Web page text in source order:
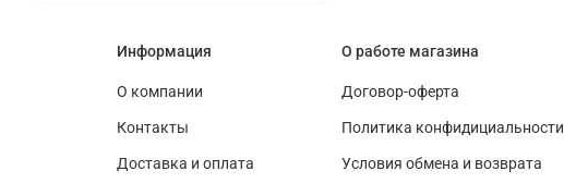
Информация
О компании
Контакты
Доставка и оплата
О работе магазина
Договор-оферта
Политика конфидициальности
Условия обмена и возврата